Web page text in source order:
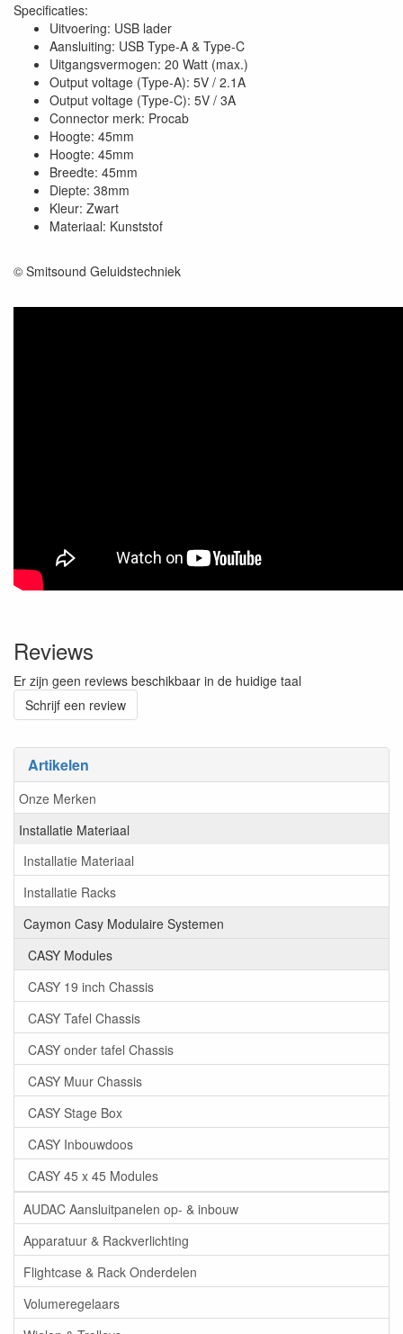
Artikelen
Onze Merken
Installatie Materiaal
Installatie Materiaal
Installatie Racks
Caymon Casy Modulaire Systemen
CASY Modules
CASY 19 inch Chassis
CASY Tafel Chassis
CASY onder tafel Chassis
CASY Muur Chassis
CASY Stage Box
CASY Inbouwdoos
CASY 45 x 45 Modules
AUDAC Aansluitpanelen op- & inbouw
Apparatuur & Rackverlichting
Flightcase & Rack Onderdelen
Volumeregelaars
Specificaties:
Uitvoering: USB lader
Aansluiting: USB Type-A & Type-C
Uitgangsvermogen: 20 Watt (max.)
Output voltage (Type-A): 5V / 2.1A
Output voltage (Type-C): 5V / 3A
Connector merk: Procab
Hoogte: 45mm
Hoogte: 45mm
Breedte: 45mm
Diepte: 38mm
Kleur: Zwart
Materiaal: Kunststof
© Smitsound Geluidstechniek
Reviews
Er zijn geen reviews beschikbaar in de huidige taal
Schrijf een review